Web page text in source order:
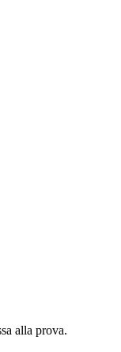
alla prova.